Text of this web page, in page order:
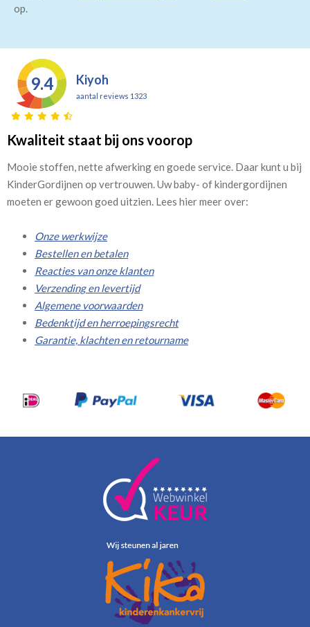
op.
9.4 Kiyoh
aantal reviews 1323
Kwaliteit staat bij ons voorop
Mooie stoffen, nette afwerking en goede service. Daar kunt u bij
KinderGordijnen op vertrouwen. Uw baby- of kindergordijnen
moeten er gewoon goed uitzien. Lees hier meer over:
Onze werkwijze
Bestellen en betalen
Reacties van onze klanten
Verzending en levertijd
Algemene voorwaarden
Bedenktijd en herroepingsrecht
Garantie, klachten en retourname